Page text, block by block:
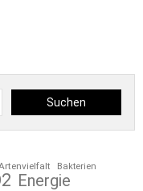
Suchen
Bakterien
Energie